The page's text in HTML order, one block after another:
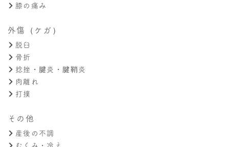
膝の痛み
外傷（ケガ）
脱臼
骨折
捻挫・腱炎・腱鞘炎
肉離れ
打撲
その他
産後の不調